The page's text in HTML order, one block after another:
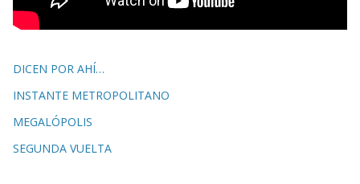
DICEN POR AHÍ…
INSTANTE METROPOLITANO
MEGALÓPOLIS
SEGUNDA VUELTA